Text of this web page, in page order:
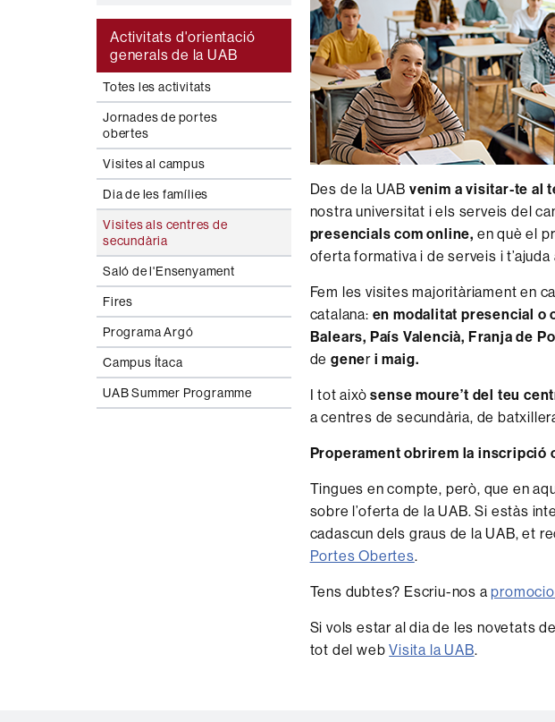
Activitats d'orientació
generals de la UAB
Totes les activitats
Jornades de portes
obertes
Visites al campus
Dia de les famílies
Visites als centres de
secundària
Saló de l'Ensenyament
Fires
Programa Argó
Campus Ítaca
UAB Summer Programme
Des de la UAB venim a visitar-te al
nostra universitat i els serveis del
presencials com online, en què el
oferta formativa i de serveis i
Fem les visites majoritàriament en
catalana: en modalitat presencial o
Balears, País Valencià, Franja de
de gener i maig.
I tot aixòsense moure’t del teu
a centres de secundària, de
Properament obrirem la inscripció
Tingues en compte, però, que en
sobre l’oferta de la UAB. Si estàs
cadascun dels graus de la UAB, et
Portes Obertes.
Tens dubtes? Escriu-nos a
Si vols estar al dia de les novetats
tot del webVisita la UAB.